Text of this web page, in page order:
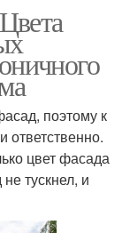
поэтому к
ответственно.
цвет фасада
тускнел, и